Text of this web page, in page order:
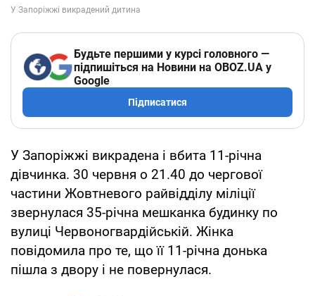
Будьте першими у курсі головного —
підпишіться на Новини на OBOZ.UA у
Google
Підписатися
У Запоріжжі викрадена і вбита 11-річна
дівчинка. 30 червня о 21.40 до чергової
частини Жовтневого райвідділу міліції
звернулася 35-річна мешканка будинку по
вулиці Червоногвардійській. Жінка
повідомила про те, що її 11-річна донька
пішла з двору і не повернулася.